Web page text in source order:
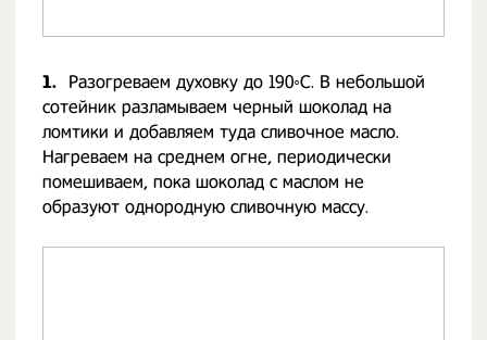
1.
Разогреваем духовку до 190◦С. В небольшой
сотейник разламываем черный шоколад на
ломтики и добавляем туда сливочное масло.
Нагреваем на среднем огне, периодически
помешиваем, пока шоколад с маслом не
образуют однородную сливочную массу.